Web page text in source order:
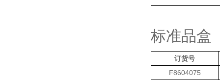
标准品盒
订货号
F8604075